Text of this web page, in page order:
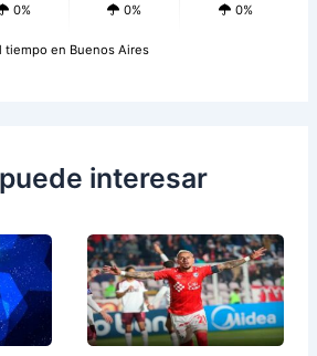
0% 0% 0%
tiempo en Buenos Aires
interesar